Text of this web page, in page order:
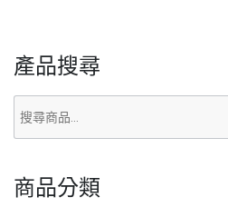
產品搜尋
商品分類